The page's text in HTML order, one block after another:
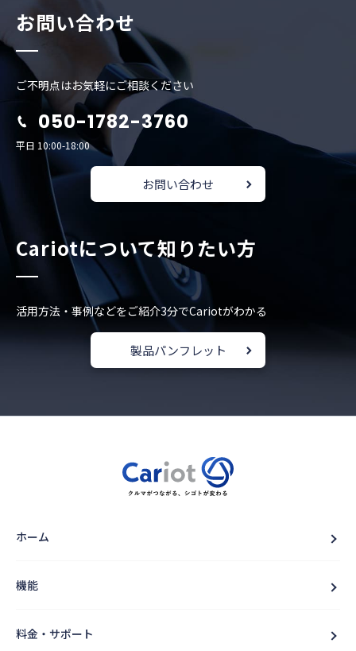
お問い合わせ
ご不明点はお気軽にご相談ください
050-1782-3760
平日 10:00-18:00
お問い合わせ
Cariotについて知りたい方
活用方法・事例などをご紹介3分でCariotがわかる
製品パンフレット
ホーム
機能
料金・サポート